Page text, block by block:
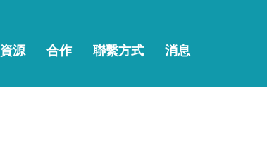
資源 合作 聯繫方式 消息